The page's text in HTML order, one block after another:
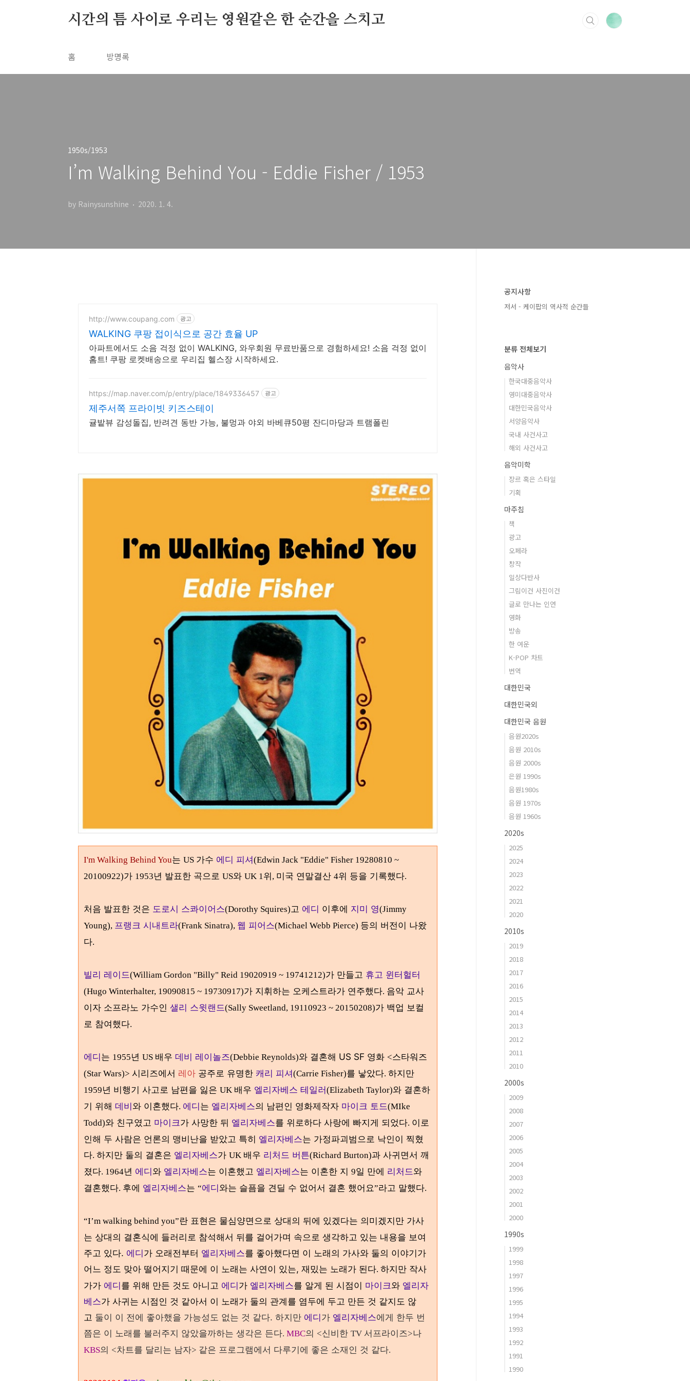
시간의 틈 사이로 우리는 영원같은 한 순간을 스치고
홈 방명록
1950s/1953
I’m Walking Behind You - Eddie Fisher / 1953
by Rainysunshine 2020. 1. 4.
http://www.coupang.com 광고
WALKING 쿠팡 접이식으로 공간 효율 UP
아파트에서도 소음 걱정 없이 WALKING, 와우회원 무료반품으로 경험하세요! 소음 걱정 없이
홈트! 쿠팡 로켓배송으로 우리집 헬스장 시작하세요.
https://map.naver.com/p/entry/place/1849336457 광고
제주서쪽 프라이빗 키즈스테이
귤밭뷰 감성돌집, 반려견 동반 가능, 불멍과 야외 바베큐50평 잔디마당과 트램폴린
I'm Walking Behind You는 US 가수 에디 피셔(Edwin Jack "Eddie" Fisher 19280810 ~
20100922)가 1953년 발표한 곡으로 US와 UK 1위, 미국 연말결산 4위 등을 기록했다.
처음 발표한 것은 도로시 스콰이어스(Dorothy Squires)고 에디 이후에 지미 영(Jimmy
Young), 프랭크 시내트라(Frank Sinatra), 웹 피어스(Michael Webb Pierce) 등의 버전이 나왔
다.
빌리 레이드(William Gordon "Billy" Reid 19020919 ~ 19741212)가 만들고 휴고 윈터헐터
(Hugo Winterhalter, 19090815 ~ 19730917)가 지휘하는 오케스트라가 연주했다. 음악 교사
이자 소프라노 가수인 샐리 스윗랜드(Sally Sweetland, 19110923 ~ 20150208)가 백업 보컬
로 참여했다.
에디는 1955년 US 배우 데비 레이놀즈(Debbie Reynolds)와 결혼해 US SF 영화 <스타워즈
(Star Wars)> 시리즈에서 레아 공주로 유명한 캐리 피셔(Carrie Fisher)를 낳았다. 하지만
1959년 비행기 사고로 남편을 잃은 UK 배우 엘리자베스 테일러(Elizabeth Taylor)와 결혼하
기 위해 데비와 이혼했다. 에디는 엘리자베스의 남편인 영화제작자 마이크 토드(MIke
Todd)와 친구였고 마이크가 사망한 뒤 엘리자베스를 위로하다 사랑에 빠지게 되었다. 이로
인해 두 사람은 언론의 맹비난을 받았고 특히 엘리자베스는 가정파괴범으로 낙인이 찍혔
다. 하지만 둘의 결혼은 엘리자베스가 UK 배우 리처드 버튼(Richard Burton)과 사귀면서 깨
졌다. 1964년 에디와 엘리자베스는 이혼했고 엘리자베스는 이혼한 지 9일 만에 리처드와
결혼했다. 후에 엘리자베스는 “에디와는 슬픔을 견딜 수 없어서 결혼 했어요”라고 말했다.
“I’m walking behind you”란 표현은 물심양면으로 상대의 뒤에 있겠다는 의미겠지만 가사
는 상대의 결혼식에 들러리로 참석해서 뒤를 걸어가며 속으로 생각하고 있는 내용을 보여
주고 있다. 에디가 오래전부터 엘리자베스를 좋아했다면 이 노래의 가사와 둘의 이야기가
어느 정도 맞아 떨어지기 때문에 이 노래는 사연이 있는, 재밌는 노래가 된다. 하지만 작사
가가 에디를 위해 만든 것도 아니고 에디가 엘리자베스를 알게 된 시점이 마이크와 엘리자
베스가 사귀는 시점인 것 같아서 이 노래가 둘의 관계를 염두에 두고 만든 것 같지도 않
고 둘이 이 전에 좋아했을 가능성도 없는 것 같다. 하지만 에디가 엘리자베스에게 한두 번
쯤은 이 노래를 불러주지 않았을까하는 생각은 든다. MBC의 <신비한 TV 서프라이즈>나
KBS의 <차트를 달리는 남자> 같은 프로그램에서 다루기에 좋은 소재인 것 같다.
공지사항
저서 - 케이팝의 역사적 순간들
분류 전체보기
음악사
한국대중음악사
영미대중음악사
대한민국음악사
서양음악사
국내 사건사고
해외 사건사고
음악미학
장르 혹은 스타일
기획
마주침
책
광고
오페라
창작
일상다반사
그림이건 사진이건
글로 만나는 인연
영화
방송
한 여운
K-POP 차트
번역
대한민국
대한민국외
대한민국 음원
음원2020s
음원 2010s
음원 2000s
은원 1990s
음원1980s
음원 1970s
음원 1960s
2020s
2025
2024
2023
2022
2021
2020
2010s
2019
2018
2017
2016
2015
2014
2013
2012
2011
2010
2000s
2009
2008
2007
2006
2005
2004
2003
2002
2001
2000
1990s
1999
1998
1997
1996
1995
1994
1993
1992
1991
1990